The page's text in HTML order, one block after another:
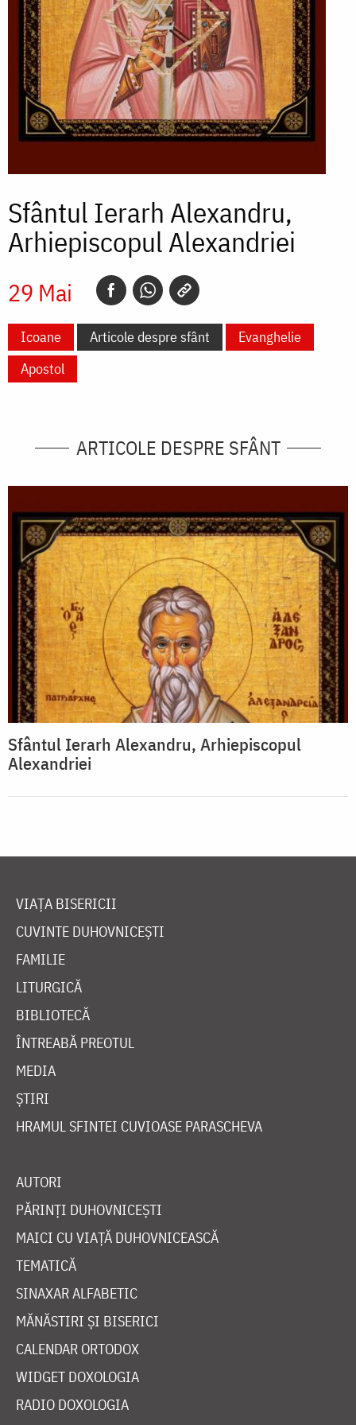
Sfântul Ierarh Alexandru,
Arhiepiscopul Alexandriei
29 Mai
Icoane Articole despre sfânt
Evanghelie
Apostol
ARTICOLE DESPRE SFÂNT
Sfântul Ierarh Alexandru, Arhiepiscopul
Alexandriei
VIAȚA BISERICII
CUVINTE DUHOVNICEȘTI
FAMILIE
LITURGICĂ
BIBLIOTECĂ
ÎNTREABĂ PREOTUL
MEDIA
ȘTIRI
HRAMUL SFINTEI CUVIOASE PARASCHEVA
AUTORI
PĂRINȚI DUHOVNICEȘTI
MAICI CU VIAȚĂ DUHOVNICEASCĂ
TEMATICĂ
SINAXAR ALFABETIC
MĂNĂSTIRI ȘI BISERICI
CALENDAR ORTODOX
WIDGET DOXOLOGIA
RADIO DOXOLOGIA